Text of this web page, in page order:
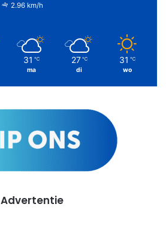
2.96 km/h
31 ℃
ma
27 ℃
di
31 ℃
wo
Advertentie